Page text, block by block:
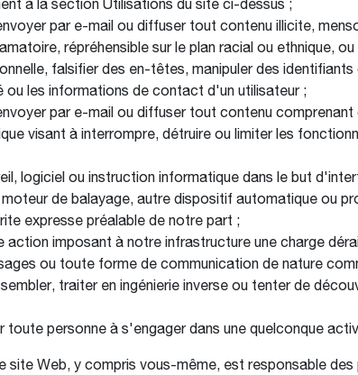
à la section Utilisations du site ci-dessus ;
par e-mail ou diffuser tout contenu illicite,
répréhensible sur le plan racial ou ethnique,
falsifier des en-têtes, manipuler des
ou les informations de contact d'un utilisateur ;
par e-mail ou diffuser tout contenu
visant à interrompre, détruire ou limiter les
logiciel ou instruction informatique dans le but
de balayage, autre dispositif automatique ou
expresse préalable de notre part ;
action imposant à notre infrastructure une charge
ou toute forme de communication de nature
traiter en ingénierie inverse ou tenter de
toute personne à s'engager dans une quelconque
site Web, y compris vous-même, est responsable